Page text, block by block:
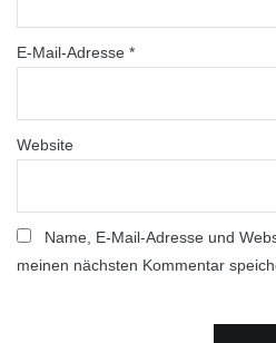
E-Mail-Adresse *
Website
Name, E-Mail-Adresse und
meinen nächsten Kommentar